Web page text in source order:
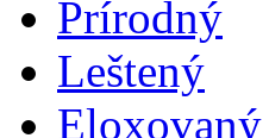
Prírodný
Leštený
Eloxovaný